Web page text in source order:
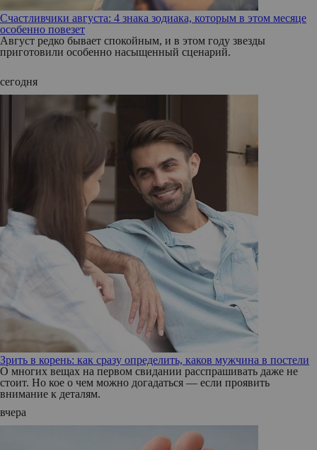
Счастливчики августа: 4 знака зодиака, которым в этом месяце
особенно повезет
Август редко бывает спокойным, и в этом году звезды
приготовили особенно насыщенный сценарий.
сегодня
Зрить в корень: как сразу определить, каков мужчина в постели
О многих вещах на первом свидании расспрашивать даже не
стоит. Но кое о чем можно догадаться — если проявить
внимание к деталям.
вчера